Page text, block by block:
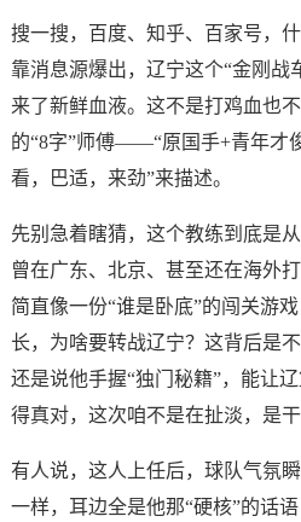
搜一搜，百度、知乎、百家号，
靠消息源爆出，辽宁这个“金刚战
来了新鲜血液。这不是打鸡血也
的“8字”师傅——“原国手+青年才
看，巴适，来劲”来描述。
先别急着瞎猜，这个教练到底是
曾在广东、北京、甚至还在海外
简直像一份“谁是卧底”的闯关游
长，为啥要转战辽宁？这背后是
还是说他手握“独门秘籍”，能让
得真对，这次咱不是在扯淡，是干
有人说，这人上任后，球队气氛
一样，耳边全是他那“硬核”的话